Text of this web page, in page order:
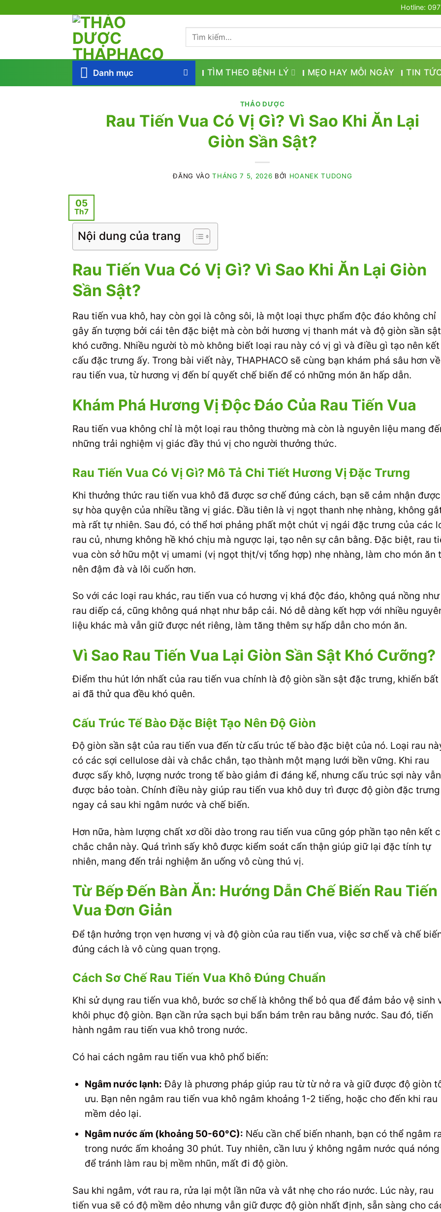
Hotline:
Tìm
Danh mục TÌM THEO BỆNH LÝ MẸO HAY MỖI NGÀY TIN
THẢO DƯỢC
Rau Tiến Vua Có Vị Gì? Vì Sao Khi Ăn Lại
Giòn Sần Sật?
ĐĂNG VÀOTHÁNG 7 5, 2026 BỞI HOANEK TUDONG
05
Th7
Nội dung của trang
Rau Tiến Vua Có Vị Gì? Vì Sao Khi Ăn Lại Giòn
Sần Sật?
Rau tiến vua khô, hay còn gọi là công sôi, là một loại thực phẩm độc đáo không chỉ
gây ấn tượng bởi cái tên đặc biệt mà còn bởi hương vị thanh mát và độ giòn sần sật
khó cưỡng. Nhiều người tò mò không biết loại rau này có vị gì và điều gì tạo nên kết
cấu đặc trưng ấy. Trong bài viết này, THAPHACO sẽ cùng bạn khám phá sâu hơn về
rau tiến vua, từ hương vị đến bí quyết chế biến để có những món ăn hấp dẫn.
Khám Phá Hương Vị Độc Đáo Của Rau Tiến Vua
Rau tiến vua không chỉ là một loại rau thông thường mà còn là nguyên liệu mang
những trải nghiệm vị giác đầy thú vị cho người thưởng thức.
Rau Tiến Vua Có Vị Gì? Mô Tả Chi Tiết Hương Vị Đặc Trưng
Khi thưởng thức rau tiến vua khô đã được sơ chế đúng cách, bạn sẽ cảm nhận được
sự hòa quyện của nhiều tầng vị giác. Đầu tiên là vị ngọt thanh nhẹ nhàng, không
mà rất tự nhiên. Sau đó, có thể hơi phảng phất một chút vị ngái đặc trưng của các
rau củ, nhưng không hề khó chịu mà ngược lại, tạo nên sự cân bằng. Đặc biệt, rau
vua còn sở hữu một vị umami (vị ngọt thịt/vị tổng hợp) nhẹ nhàng, làm cho món ăn
nên đậm đà và lôi cuốn hơn.
So với các loại rau khác, rau tiến vua có hương vị khá độc đáo, không quá nồng như
rau diếp cá, cũng không quá nhạt như bắp cải. Nó dễ dàng kết hợp với nhiều
liệu khác mà vẫn giữ được nét riêng, làm tăng thêm sự hấp dẫn cho món ăn.
Vì Sao Rau Tiến Vua Lại Giòn Sần Sật Khó Cưỡng?
Điểm thu hút lớn nhất của rau tiến vua chính là độ giòn sần sật đặc trưng, khiến
ai đã thử qua đều khó quên.
Cấu Trúc Tế Bào Đặc Biệt Tạo Nên Độ Giòn
Độ giòn sần sật của rau tiến vua đến từ cấu trúc tế bào đặc biệt của nó. Loại rau
có các sợi cellulose dài và chắc chắn, tạo thành một mạng lưới bền vững. Khi rau
được sấy khô, lượng nước trong tế bào giảm đi đáng kể, nhưng cấu trúc sợi này vẫn
được bảo toàn. Chính điều này giúp rau tiến vua khô duy trì được độ giòn đặc trưng
ngay cả sau khi ngâm nước và chế biến.
Hơn nữa, hàm lượng chất xơ dồi dào trong rau tiến vua cũng góp phần tạo nên kết
chắc chắn này. Quá trình sấy khô được kiểm soát cẩn thận giúp giữ lại đặc tính tự
nhiên, mang đến trải nghiệm ăn uống vô cùng thú vị.
Từ Bếp Đến Bàn Ăn: Hướng Dẫn Chế Biến Rau Tiến
Vua Đơn Giản
Để tận hưởng trọn vẹn hương vị và độ giòn của rau tiến vua, việc sơ chế và chế
đúng cách là vô cùng quan trọng.
Cách Sơ Chế Rau Tiến Vua Khô Đúng Chuẩn
Khi sử dụng rau tiến vua khô, bước sơ chế là không thể bỏ qua để đảm bảo vệ sinh
khôi phục độ giòn. Bạn cần rửa sạch bụi bẩn bám trên rau bằng nước. Sau đó, tiến
hành ngâm rau tiến vua khô trong nước.
Có hai cách ngâm rau tiến vua khô phổ biến:
Ngâm nước lạnh: Đây là phương pháp giúp rau từ từ nở ra và giữ được độ giòn
ưu. Bạn nên ngâm rau tiến vua khô ngâm khoảng 1-2 tiếng, hoặc cho đến khi rau
mềm dẻo lại.
Ngâm nước ấm (khoảng 50-60°C): Nếu cần chế biến nhanh, bạn có thể ngâm
trong nước ấm khoảng 30 phút. Tuy nhiên, cần lưu ý không ngâm nước quá nóng
để tránh làm rau bị mềm nhũn, mất đi độ giòn.
Sau khi ngâm, vớt rau ra, rửa lại một lần nữa và vắt nhẹ cho ráo nước. Lúc này, rau
tiến vua sẽ có độ mềm dẻo nhưng vẫn giữ được độ giòn nhất định, sẵn sàng cho